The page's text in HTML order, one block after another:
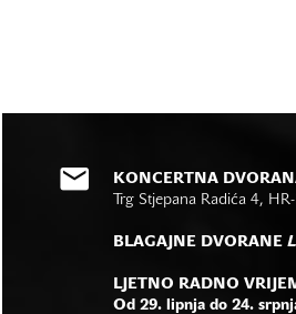
KONCERTNA
Trg Stjepana Radića 4,
BLAGAJNE DVORANE
LJETNO RADNO
Od 29. lipnja do 24.